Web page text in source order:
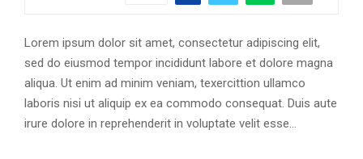
Lorem ipsum dolor sit amet, consectetur adipiscing elit,
sed do eiusmod tempor incididunt labore et dolore magna
aliqua. Ut enim ad minim veniam, texercittion ullamco
laboris nisi ut aliquip ex ea commodo consequat. Duis aute
irure dolore in reprehenderit in voluptate velit esse…